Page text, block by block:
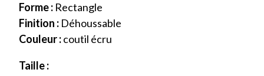
Forme : Rectangle
Finition : Déhoussable
Couleur :coutil écru
Taille :